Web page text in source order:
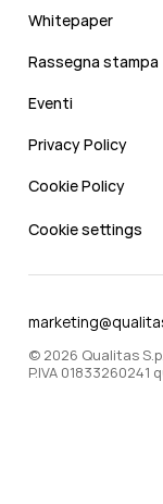
Whitepaper
Rassegna stampa
Eventi
Privacy Policy
Cookie Policy
Cookie settings
© 2026 Qualitas
P.IVA